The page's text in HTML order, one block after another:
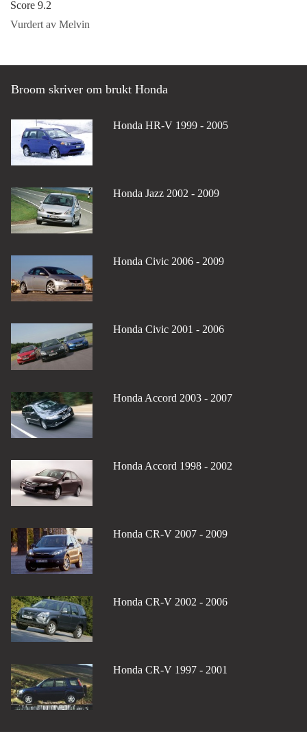
Score 9.2
Vurdert av Melvin
Broom skriver om brukt Honda
Honda HR-V 1999 - 2005
Honda Jazz 2002 - 2009
Honda Civic 2006 - 2009
Honda Civic 2001 - 2006
Honda Accord 2003 - 2007
Honda Accord 1998 - 2002
Honda CR-V 2007 - 2009
Honda CR-V 2002 - 2006
Honda CR-V 1997 - 2001